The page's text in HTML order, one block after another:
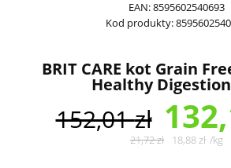
EAN:8595602540693
Kod produkty:
BRIT CARE kot Grain
Healthy
152,01zł
21,72zł 18,88zł /kg